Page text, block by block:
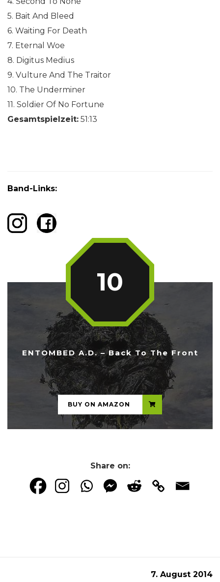
5. Bait And Bleed
6. Waiting For Death
7. Eternal Woe
8. Digitus Medius
9. Vulture And The Traitor
10. The Underminer
11. Soldier Of No Fortune
Gesamtspielzeit: 51:13
Band-Links:
ENTOMBED A.D. – Back To The Front
10
...
BUY ON AMAZON
Share on:
7. August 2014